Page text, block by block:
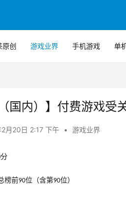
原创 游戏业界 手机游戏 单
国内）】付费游戏受
2月20日 2:17 下午 • 游戏业界
分
榜前90位（含第90位）